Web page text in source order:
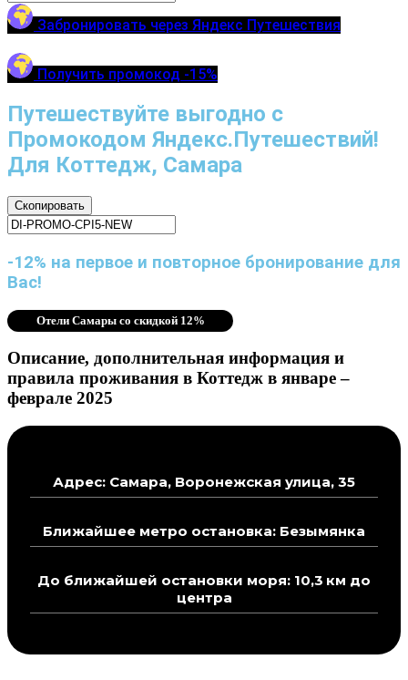
Забронировать через Яндекс Путешествия
Получить промокод -15%
Путешествуйте выгодно с
Промокодом Яндекс.Путешествий!
Для Коттедж, Самара
Скопировать
-12% на первое и повторное бронирование для
Вас!
Отели Самары со скидкой 12%
Описание, дополнительная информация и
правила проживания в Коттедж в январе –
феврале 2025
Адрес: Самара, Воронежская улица, 35
Ближайшее метро остановка: Безымянка
До ближайшей остановки моря: 10,3 км до
центра